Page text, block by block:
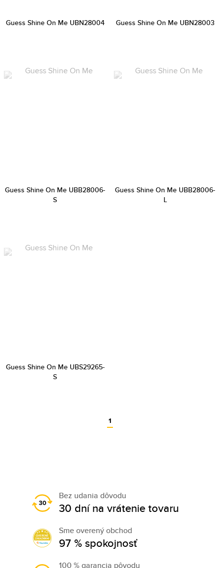
Guess Shine On Me UBN28004 Guess Shine On Me UBN28003
Guess Shine On Me UBB28006-
S
Guess Shine On Me UBB28006-
L
Guess Shine On Me UBS29265-
S
1
Bez udania dôvodu
30 dní na vrátenie tovaru
Sme overený obchod
97 % spokojnosť
100 % garancia pôvodu